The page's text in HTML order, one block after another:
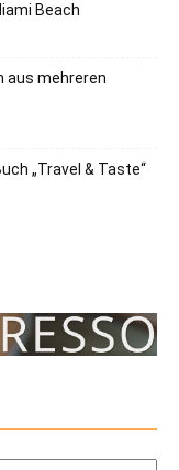
Beach
aus mehreren
„Travel & Taste“